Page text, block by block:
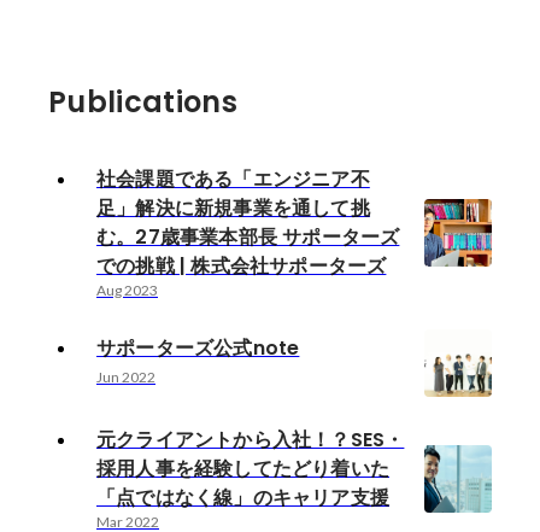
Publications
社会課題である「エンジニア不
足」解決に新規事業を通して挑
む。27歳事業本部長 サポーターズ
での挑戦 | 株式会社サポーターズ
Aug 2023
サポーターズ公式note
Jun 2022
元クライアントから入社！？SES・
採用人事を経験してたどり着いた
「点ではなく線」のキャリア支援
Mar 2022